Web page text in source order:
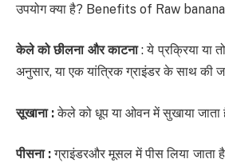
उपयोग क्या है? Benefits of Raw
केले को छीलना और काटना: ये प्रक्रिया या
अनुसार, या एक यांत्रिक ग्राइंडर के साथ की
सूखाना :केले को धूप या ओवन में सुखाया जाता
पीसना :ग्राइंडरऔर मूसल में पीस लिया